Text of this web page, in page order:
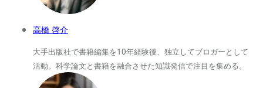
高橋 啓介
大手出版社で書籍編集を10年経験後、独立してブロガーとして
活動。科学論文と書籍を融合させた知識発信で注目を集める。